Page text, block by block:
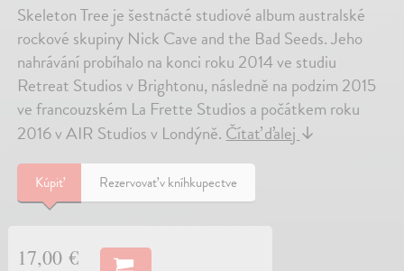
Skeleton Tree je šestnácté studiové album australské
rockové skupiny Nick Cave and the Bad Seeds. Jeho
nahrávání probíhalo na konci roku 2014 ve studiu
Retreat Studios v Brightonu, následně na podzim 2015
ve francouzském La Frette Studios a počátkem roku
2016 v AIR Studios v Londýně. Čítať ďalej ↓
Kúpiť Rezervovať v kníhkupectve
17,00 €